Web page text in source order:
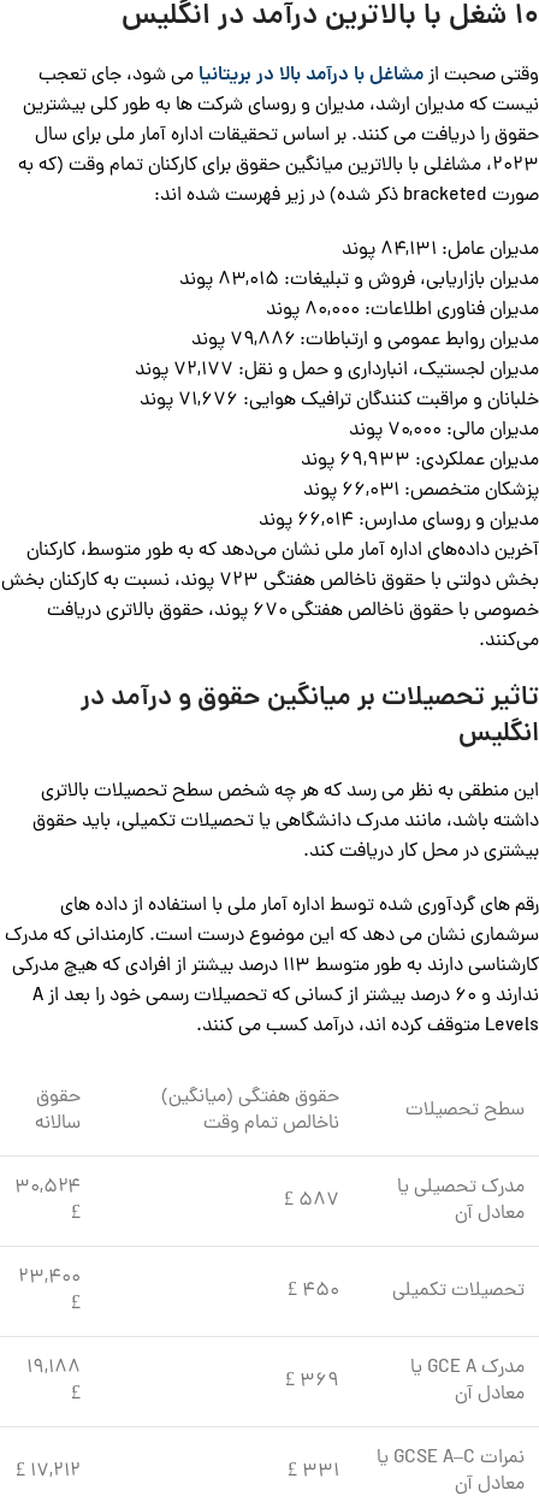
۱۰ شغل با بالاترین درآمد در انگلیس
وقتی صحبت ازمشاغل با درآمد بالا در بریتانیا می شود، جای تعجب
نیست که مدیران ارشد، مدیران و روسای شرکت ها به طور کلی بیشترین
حقوق را دریافت می کنند. بر اساس تحقیقات اداره آمار ملی برای سال
۲۰۲۳، مشاغلی با بالاترین میانگین حقوق برای کارکنان تمام وقت (که به
صورت bracketed ذکر شده) در زیر فهرست شده اند:
مدیران عامل: ۸۴,۱۳۱ پوند
مدیران بازاریابی، فروش و تبلیغات: ۸۳,۰۱۵ پوند
مدیران فناوری اطلاعات: ۸۰,۰۰۰ پوند
مدیران روابط عمومی و ارتباطات: ۷۹,۸۸۶ پوند
مدیران لجستیک، انبارداری و حمل و نقل: ۷۲,۱۷۷ پوند
خلبانان و مراقبت کنندگان ترافیک هوایی: ۷۱,۶۷۶ پوند
مدیران مالی: ۷۰,۰۰۰ پوند
مدیران عملکردی: ۶۹,۹۳۳ پوند
پزشکان متخصص: ۶۶,۰۳۱ پوند
مدیران و روسای مدارس: ۶۶,۰۱۴ پوند
آخرین داده‌های اداره آمار ملی نشان می‌دهد که به طور متوسط، کارکنان
بخش دولتی با حقوق ناخالص هفتگی ۷۲۳ پوند، نسبت به کارکنان بخش
خصوصی با حقوق ناخالص هفتگی ۶۷۰ پوند، حقوق بالاتری دریافت
می‌کنند.
تاثیر تحصیلات بر میانگین حقوق و درآمد در
انگلیس
این منطقی به نظر می رسد که هر چه شخص سطح تحصیلات بالاتری
داشته باشد، مانند مدرک دانشگاهی یا تحصیلات تکمیلی، باید حقوق
بیشتری در محل کار دریافت کند.
رقم های گردآوری شده توسط اداره آمار ملی با استفاده از داده های
سرشماری نشان می دهد که این موضوع درست است. کارمندانی که مدرک
کارشناسی دارند به طور متوسط 113 درصد بیشتر از افرادی که هیچ مدرکی
ندارند و 60 درصد بیشتر از کسانی که تحصیلات رسمی خود را بعد از A
Levels متوقف کرده اند، درآمد کسب می کنند.
سطح تحصیلات
حقوق هفتگی (میانگین)
ناخالص تمام وقت
حقوق
سالانه
مدرک تحصیلی یا
معادل آن
587 £
۳۰,۵۲۴
£
تحصیلات تکمیلی 450 £
۲۳,۴۰۰
£
مدرک GCE A یا
معادل آن
369 £
۱۹,۱۸۸
£
نمرات GCSE A–C یا
معادل آن
331 £ ۱۷,۲۱۲ £